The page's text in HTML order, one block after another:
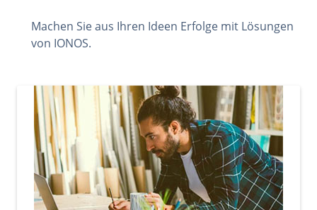
Machen Sie aus Ihren Ideen Erfolge mit Lösungen
von IONOS.